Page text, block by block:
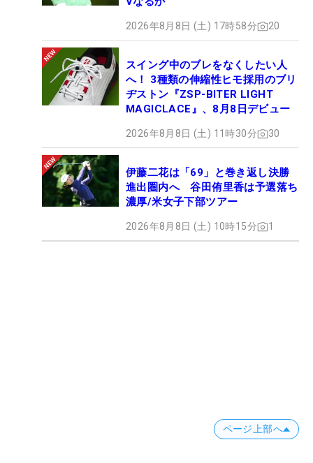
2026年8月8日 (土) 17時58分 20
スイング中のブレをなくしたい人
へ！ 3種類の伸縮性ヒモ採用のブリ
ヂストン『ZSP-BITER LIGHT
MAGICLACE』、8月8日デビュー
2026年8月8日 (土) 11時30分 30
伊藤二花は「69」と巻き返し決勝
進出圏内へ 谷田侑里香は予選落ち
濃厚/米女子下部ツアー
2026年8月8日 (土) 10時15分 1
ページ上部へ